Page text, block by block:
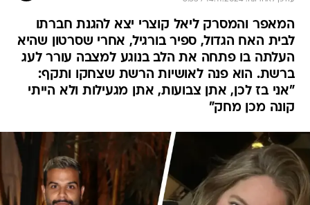
לבית האח הגדול, ספיר בורגיל, אחרי שסרטון שהיא
העלתה בו פתחה את הלב בנוגע למצבה עורר לעג
ברשת. הוא פנה לאושיות הרשת שצחקו ותקף:
"אני בז לכן, אתן צבועות, אתן מגעילות ולא הייתי
קונה מכן מחק"